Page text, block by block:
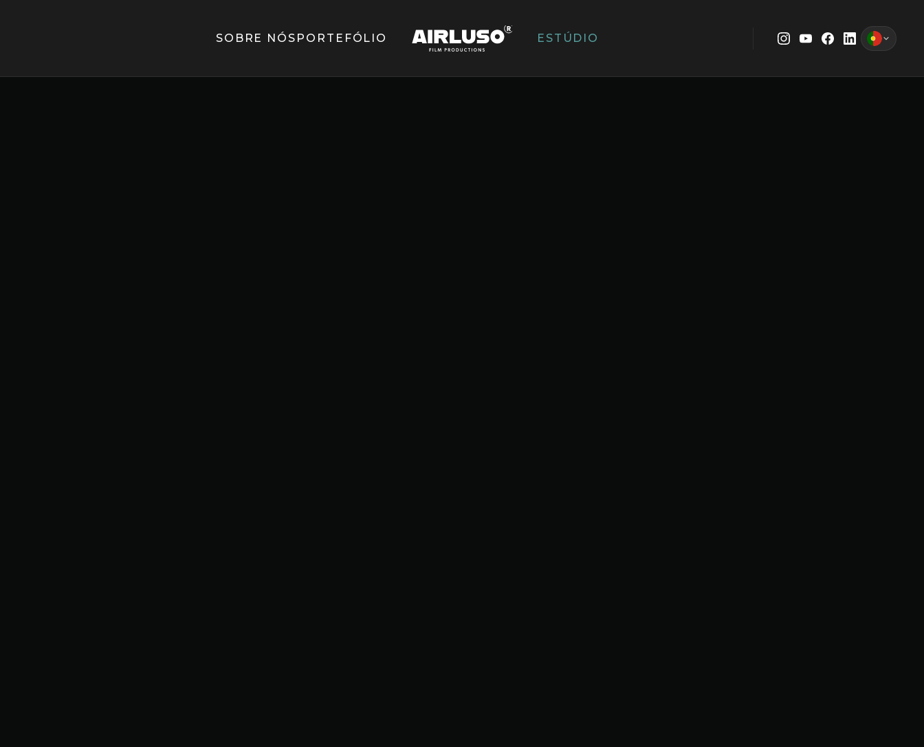
SOBRE NÓS PORTEFÓLIO ESTÚDIO